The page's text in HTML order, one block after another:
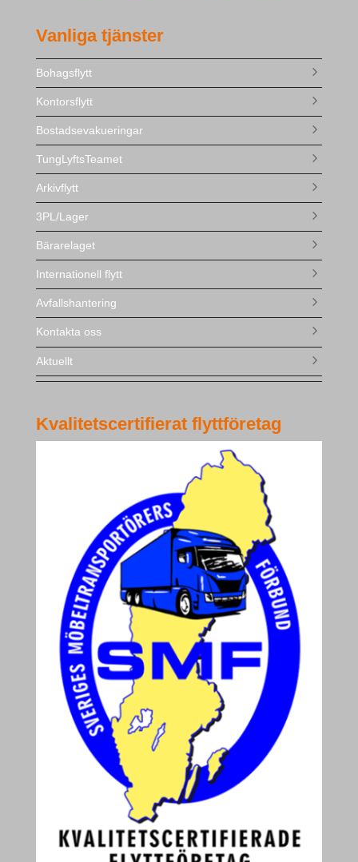
Vanliga tjänster
Bohagsflytt
Kontorsflytt
Bostadsevakueringar
TungLyftsTeamet
Arkivflytt
3PL/Lager
Bärarelaget
Internationell flytt
Avfallshantering
Kontakta oss
Aktuellt
Kvalitetscertifierat flyttföretag